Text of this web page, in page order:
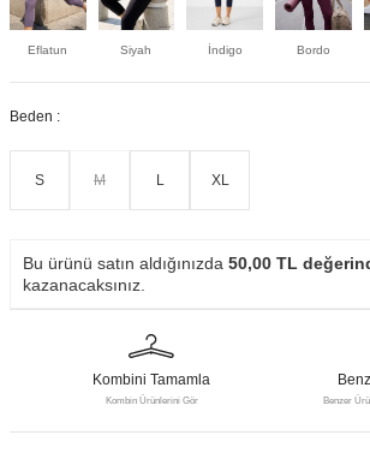
Eflatun Siyah İndigo Bordo
Beden :
S M L XL
Bu ürünü satın aldığınızda 50,00 TL
kazanacaksınız.
Kombini Tamamla
Kombin Ürünlerini Gör Benzer